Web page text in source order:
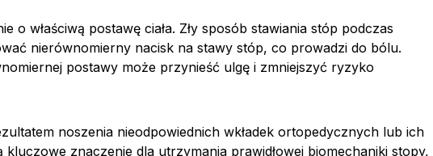
o właściwą postawę ciała. Zły sposób stawiania stóp podczas
nierównomierny nacisk na stawy stóp, co prowadzi do bólu.
postawy może przynieść ulgę i zmniejszyć ryzyko
noszenia nieodpowiednich wkładek ortopedycznych lub ich
kluczowe znaczenie dla utrzymania prawidłowej biomechaniki stopy,